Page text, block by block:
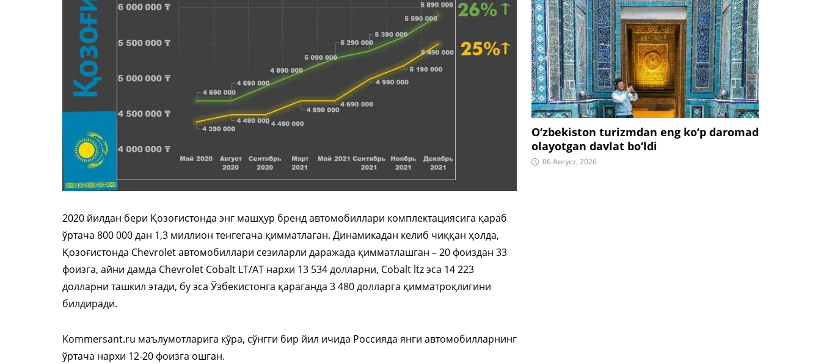
2020 йилдан бери Қозоғистонда энг машҳур бренд автомобиллари комплектациясига қараб
ўртача 800 000 дан 1,3 миллион тенгегача қимматлаган. Динамикадан келиб чиққан ҳолда,
Қозоғистонда Chevrolet автомобиллари сезиларли даражада қимматлашган – 20 фоиздан 33
фоизга, айни дамда Chevrolet Cobalt LT/АТ нархи 13 534 долларни, Cobalt ltz эса 14 223
долларни ташкил этади, бу эса Ўзбекистонга қараганда 3 480 долларга қимматроқлигини
билдиради.
Kommersant.ru маълумотларига кўра, сўнгги бир йил ичида Россияда янги автомобилларнинг
ўртача нархи 12-20 фоизга ошган.
O‘zbekiston turizmdan eng ko‘p daromad
olayotgan davlat bo‘ldi
06 Август, 2026